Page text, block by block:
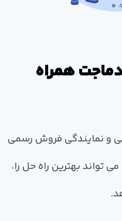
همراه
و نمایندگی فروش رسمی
تواند بهترین راه حل را،